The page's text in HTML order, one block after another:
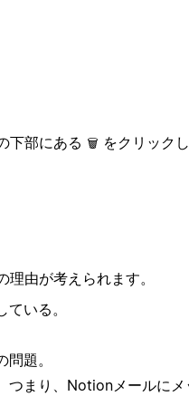
下部にある 🗑️ をクリックし
由が考えられます。
いる。
題。
つまり、Notionメールに